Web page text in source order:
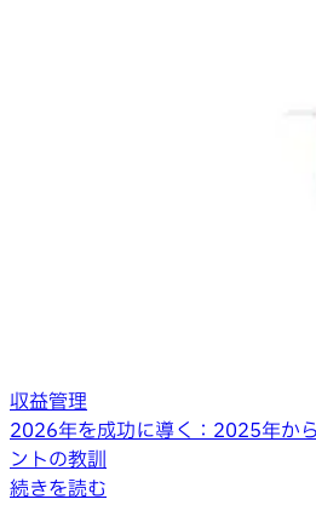
収益管理
2026年を成功に導く：2025年か
ントの教訓
続きを読む